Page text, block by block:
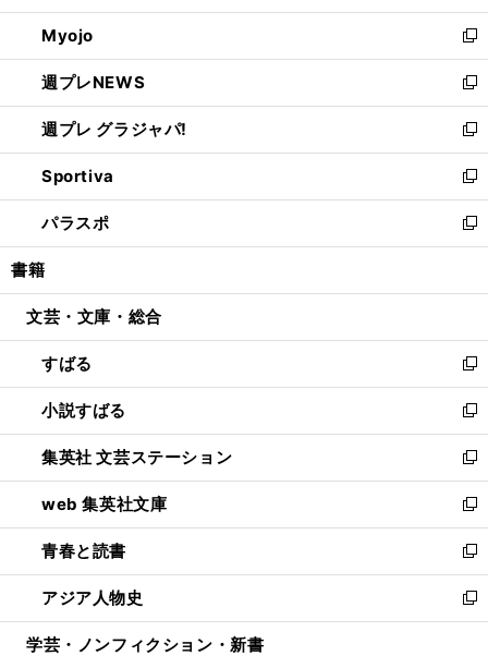
開
く
ウ
で
開
く
ン
ド
ウ
で
開
く
ウ
ィ
ン
ド
ウ
で
開
く
Myojo
新
し
い
ウ
ィ
ン
ド
ウ
で
開
週プレNEWS
新
し
い
ウ
ィ
ン
ド
ウ
開
週プレ グラジャパ!
新
し
い
ウ
ィ
ン
ウ
開
く
Sportiva
新
し
い
ウ
ン
ウ
で
開
く
パラスポ
新
し
ウ
ン
ド
ウ
で
開
く
書籍
文芸・文庫・総合
すばる
新
し
い
ウ
ィ
ン
ド
ウ
で
開
く
小説すばる
新
し
い
ウ
ィ
ン
ド
ウ
で
開
集英社 文芸ステーション
新
し
い
ウ
ィ
ン
ド
ウ
web 集英社文庫
新
し
い
ウ
ィ
ン
青春と読書
新
し
い
ウ
アジア人物史
新
し
学芸・ノンフィクション・新書